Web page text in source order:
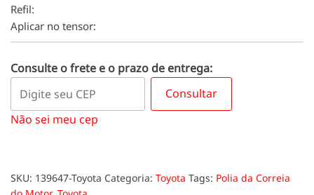
Refil:
Aplicar no tensor:
Consulte o frete e o prazo de entrega:
Consultar
Não sei meu cep
SKU: 139647-Toyota Categoria: Toyota Tags: Polia da Correia